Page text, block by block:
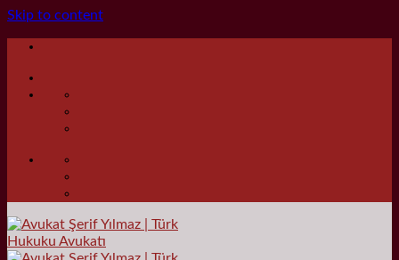
Skip to content